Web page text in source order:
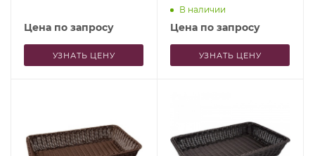
Цена по запросу
УЗНАТЬ ЦЕНУ
В наличии
Цена по запросу
УЗНАТЬ ЦЕНУ